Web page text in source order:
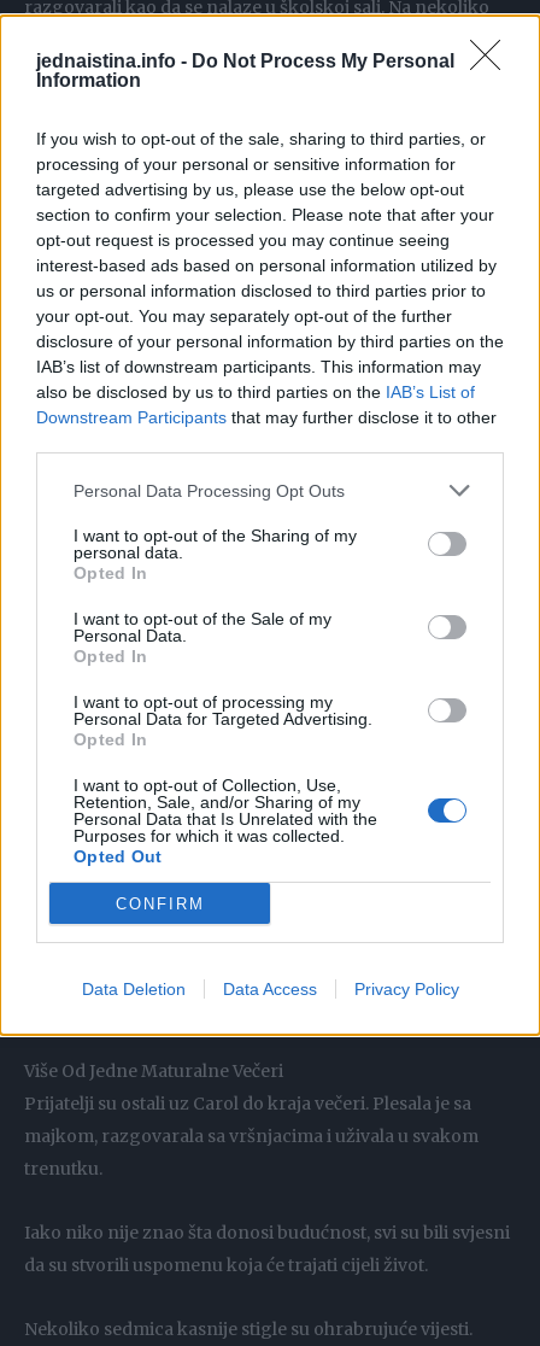
jednaistina.info - Do Not Process My Personal
Information
If you wish to opt-out of the sale, sharing to third parties, or
processing of your personal or sensitive information for
targeted advertising by us, please use the below opt-out
section to confirm your selection. Please note that after your
opt-out request is processed you may continue seeing
interest-based ads based on personal information utilized by
us or personal information disclosed to third parties prior to
your opt-out. You may separately opt-out of the further
disclosure of your personal information by third parties on the
IAB’s list of downstream participants. This information may
also be disclosed by us to third parties on the IAB’s List of
Downstream Participants that may further disclose it to other
Personal Data Processing Opt Outs
I want to opt-out of the Sharing of my
personal data.
Opted In
I want to opt-out of the Sale of my
Personal Data.
Opted In
I want to opt-out of processing my
Personal Data for Targeted Advertising.
Opted In
I want to opt-out of Collection, Use,
Retention, Sale, and/or Sharing of my
Personal Data that Is Unrelated with the
Purposes for which it was collected.
Opted Out
CONFIRM
Data Deletion Data Access Privacy Policy
razgovarali kao da se nalaze u školskoj sali. Na nekoliko
sati bolnička soba prestala je biti mjesto liječenja i postala
prostor ispunjen radošću.
Pismo Koje Je Promijenilo Sve
Dok je slavlje trajalo, Daryl je zamolio Lindu za kratak
razgovor. U ruci je držao debelu bijelu kovertu.
Objasnio joj je da mu je Carol nekoliko dana ranije predala
pisma sa zamolbom da ih uruči baš te večeri.
Među njima se nalazilo i pismo namijenjeno njenoj majci.
Dok je čitala redove koje je napisala njena kćerka, Linda je
saznala da je Carol već neko vrijeme znala više o svom
zdravstvenom stanju nego što je željela priznati porodici.
još neko vrijeme zadrži nadu.
Ta spoznaja bila je izuzetno emotivna za obje.
Kada su razgovarale, Carol je priznala da nije željela da
njihovi posljednji lijepi trenuci budu ispunjeni tugom i
strahom. Željela je da se smiju, razgovaraju i uživaju u
svakom zajedničkom trenutku.
Linda joj je tada obećala da više neće skrivati osjećaje jedna
od druge i da će se sa svim izazovima suočavati zajedno.
Bio je to trenutak iskrenosti koji je dodatno učvrstio
Više Od Jedne Maturalne Večeri
Prijatelji su ostali uz Carol do kraja večeri. Plesala je sa
majkom, razgovarala sa vršnjacima i uživala u svakom
trenutku.
Iako niko nije znao šta donosi budućnost, svi su bili svjesni
da su stvorili uspomenu koja će trajati cijeli život.
Nekoliko sedmica kasnije stigle su ohrabrujuće vijesti.